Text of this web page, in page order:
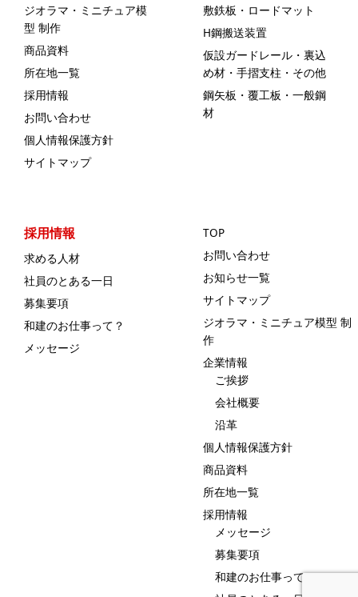
ジオラマ・ミニチュア模
型 制作
商品資料
所在地一覧
採用情報
お問い合わせ
個人情報保護方針
サイトマップ
敷鉄板・ロードマット
H鋼搬送装置
仮設ガードレール・裏込
め材・手摺支柱・その他
鋼矢板・覆工板・一般鋼
材
採用情報
求める人材
社員のとある一日
募集要項
和建のお仕事って？
メッセージ
TOP
お問い合わせ
お知らせ一覧
サイトマップ
ジオラマ・ミニチュア模型 制
作
企業情報
ご挨拶
会社概要
沿革
個人情報保護方針
商品資料
所在地一覧
採用情報
メッセージ
募集要項
和建のお仕事って？